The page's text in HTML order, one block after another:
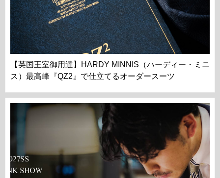
【英国王室御用達】HARDY MINNIS（ハーディー・ミニ
ス）最高峰『QZ2』で仕立てるオーダースーツ